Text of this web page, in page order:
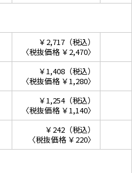
￥2,717（税込）
〈税抜価格 ￥2,470〉
￥1,408（税込）
〈税抜価格 ￥1,280〉
￥1,254（税込）
〈税抜価格 ￥1,140〉
￥242（税込）
〈税抜価格 ￥220〉